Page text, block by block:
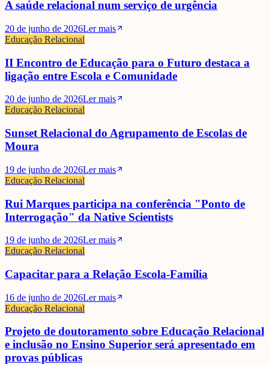
A saúde relacional num serviço de urgência
20 de junho de 2026Ler mais
Educação Relacional
II Encontro de Educação para o Futuro destaca a
ligação entre Escola e Comunidade
20 de junho de 2026Ler mais
Educação Relacional
Sunset Relacional do Agrupamento de Escolas de
Moura
19 de junho de 2026Ler mais
Educação Relacional
Rui Marques participa na conferência "Ponto de
Interrogação" da Native Scientists
19 de junho de 2026Ler mais
Educação Relacional
Capacitar para a Relação Escola-Família
16 de junho de 2026Ler mais
Educação Relacional
Projeto de doutoramento sobre Educação Relacional
e inclusão no Ensino Superior será apresentado em
provas públicas